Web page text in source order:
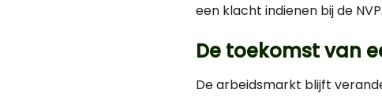
een klacht indienen bij de NVP.
De toekomst van
De arbeidsmarkt blijft